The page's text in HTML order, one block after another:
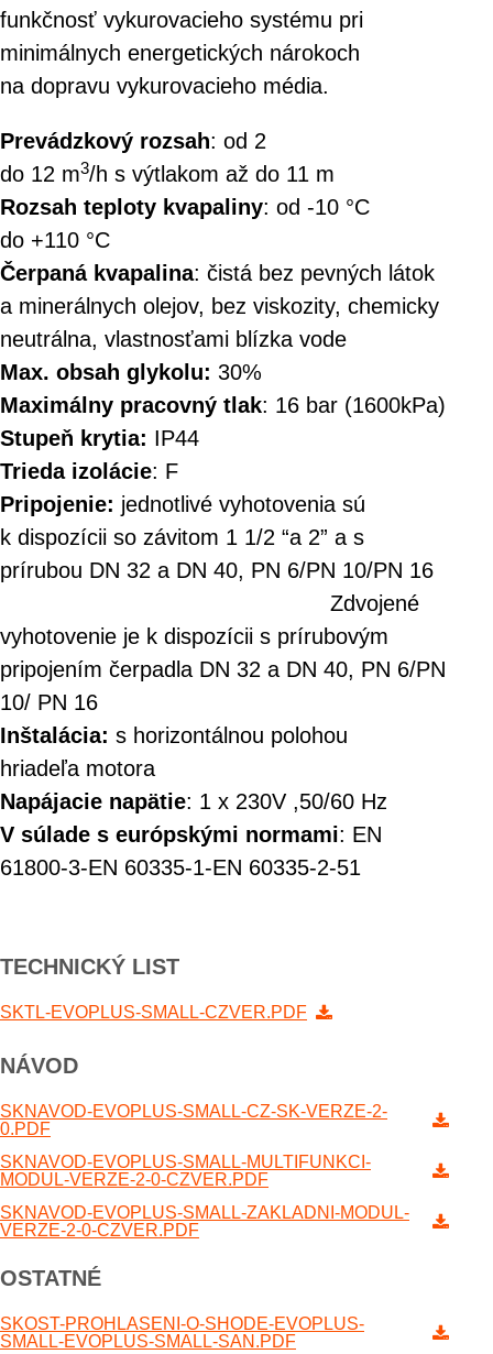
funkčnosť vykurovacieho systému pri
minimálnych energetických nárokoch
na dopravu vykurovacieho média.
Prevádzkový rozsah: od 2
do 12 m3/h s výtlakom až do 11 m
Rozsah teploty kvapaliny: od -10 °C
do +110 °C
Čerpaná kvapalina: čistá bez pevných látok
a minerálnych olejov, bez viskozity, chemicky
neutrálna, vlastnosťami blízka vode
Max. obsah glykolu: 30%
Maximálny pracovný tlak: 16 bar (1600kPa)
Stupeň krytia: IP44
Trieda izolácie: F
Pripojenie: jednotlivé vyhotovenia sú
k dispozícii so závitom 1 1/2 “a 2” a s
prírubou DN 32 a DN 40, PN 6/PN 10/PN 16
Zdvojené
vyhotovenie je k dispozícii s prírubovým
pripojením čerpadla DN 32 a DN 40, PN 6/PN
10/ PN 16
Inštalácia: s horizontálnou polohou
hriadeľa motora
Napájacie napätie: 1 x 230V ,50/60 Hz
V súlade s európskými normami: EN
61800-3-EN 60335-1-EN 60335-2-51
TECHNICKÝ LIST
SKTL-EVOPLUS-SMALL-CZVER.PDF
NÁVOD
SKNAVOD-EVOPLUS-SMALL-CZ-SK-VERZE-2-
0.PDF
SKNAVOD-EVOPLUS-SMALL-MULTIFUNKCI-
MODUL-VERZE-2-0-CZVER.PDF
SKNAVOD-EVOPLUS-SMALL-ZAKLADNI-MODUL-
VERZE-2-0-CZVER.PDF
OSTATNÉ
SKOST-PROHLASENI-O-SHODE-EVOPLUS-
SMALL-EVOPLUS-SMALL-SAN.PDF